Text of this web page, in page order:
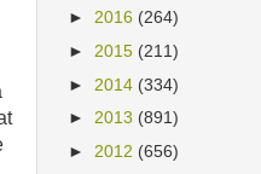
► 2016 (264)
► 2015 (211)
► 2014 (334)
► 2013 (891)
► 2012 (656)